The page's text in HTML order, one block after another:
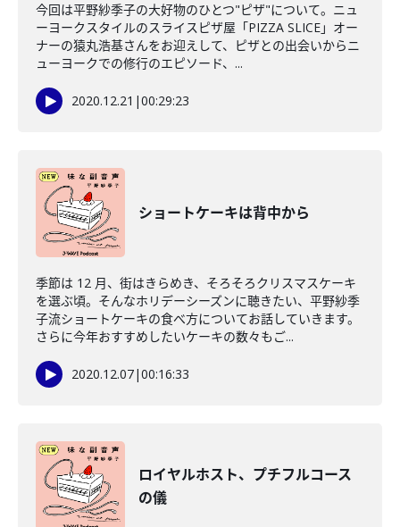
今回は平野紗季子の大好物のひとつ"ピザ"について。ニュ
ーヨークスタイルのスライスピザ屋「PIZZA SLICE」オー
ナーの猿丸浩基さんをお迎えして、ピザとの出会いからニ
ューヨークでの修行のエピソード、...
2020.12.21 |00:29:23
ショートケーキは背中から
季節は 12 月、街はきらめき、そろそろクリスマスケーキ
を選ぶ頃。そんなホリデーシーズンに聴きたい、平野紗季
子流ショートケーキの食べ方についてお話していきます。
さらに今年おすすめしたいケーキの数々もご...
2020.12.07|00:16:33
ロイヤルホスト、プチフルコース
の儀